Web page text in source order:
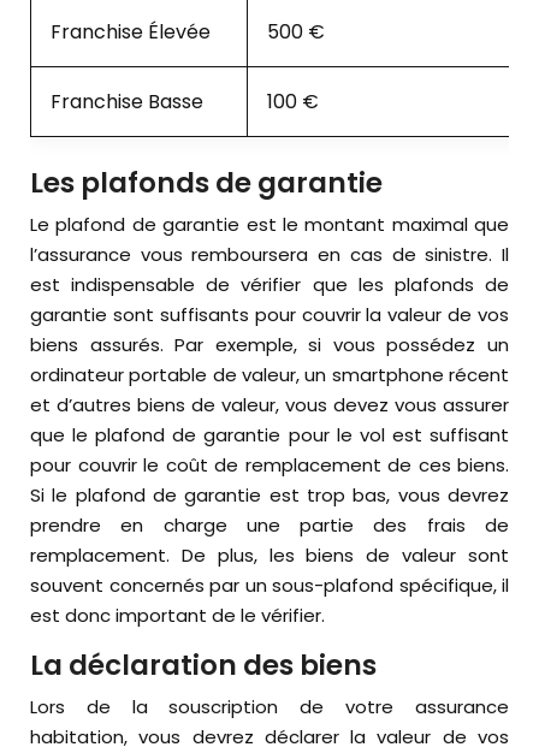
Franchise Élevée 500 €
Franchise Basse 100 €
Les plafonds de garantie
Le plafond de garantie est le montant maximal que
l’assurance vous remboursera en cas de sinistre. Il
est indispensable de vérifier que les plafonds de
garantie sont suffisants pour couvrir la valeur de vos
biens assurés. Par exemple, si vous possédez un
ordinateur portable de valeur, un smartphone récent
et d’autres biens de valeur, vous devez vous assurer
que le plafond de garantie pour le vol est suffisant
pour couvrir le coût de remplacement de ces biens.
Si le plafond de garantie est trop bas, vous devrez
prendre en charge une partie des frais de
remplacement. De plus, les biens de valeur sont
souvent concernés par un sous-plafond spécifique, il
est donc important de le vérifier.
La déclaration des biens
Lors de la souscription de votre assurance
habitation, vous devrez déclarer la valeur de vos